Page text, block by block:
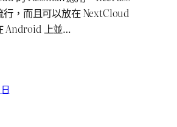
行，而且可以放在 NextCloud
Android 上並…